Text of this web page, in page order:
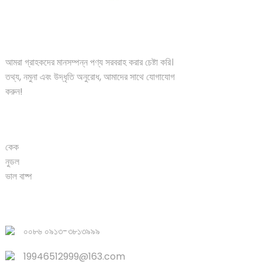
আমরা গ্রাহকদের মানসম্পন্ন পণ্য সরবরাহ করার চেষ্টা করি।
তথ্য, নমুনা এবং উদ্ধৃতি অনুরোধ, আমাদের সাথে যোগাযোগ
করুন!
কেক
নুডল
ভাল বাষ্প
০০৮৬ ০৯১৩-৩৮১৩৯৯৯
19946512999@163.com